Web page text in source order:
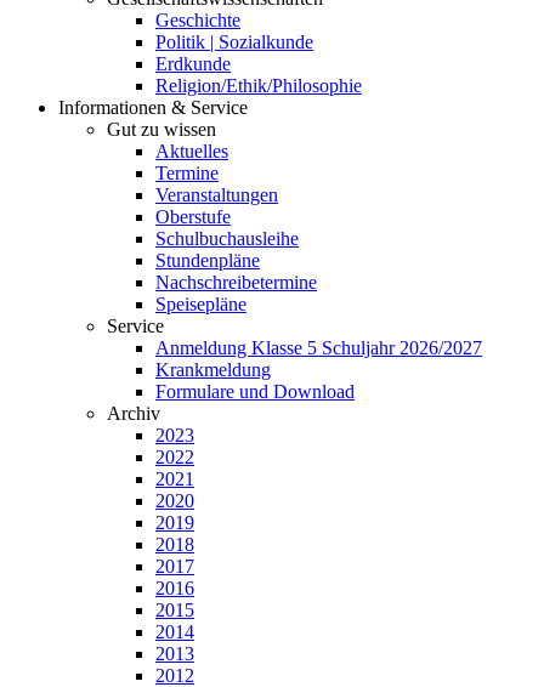
Geschichte
Politik | Sozialkunde
Erdkunde
Religion/Ethik/Philosophie
Informationen & Service
Gut zu wissen
Aktuelles
Termine
Veranstaltungen
Oberstufe
Schulbuchausleihe
Stundenpläne
Nachschreibetermine
Speisepläne
Service
Anmeldung Klasse 5 Schuljahr 2026/2027
Krankmeldung
Formulare und Download
Archiv
2023
2022
2021
2020
2019
2018
2017
2016
2015
2014
2013
2012